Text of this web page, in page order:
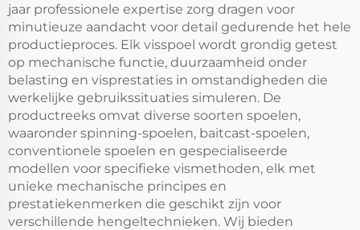
jaar professionele expertise zorg dragen voor
minutieuze aandacht voor detail gedurende het hele
productieproces. Elk visspoel wordt grondig getest
op mechanische functie, duurzaamheid onder
belasting en visprestaties in omstandigheden die
werkelijke gebruikssituaties simuleren. De
productreeks omvat diverse soorten spoelen,
waaronder spinning-spoelen, baitcast-spoelen,
conventionele spoelen en gespecialiseerde
modellen voor specifieke vismethoden, elk met
unieke mechanische principes en
prestatiekenmerken die geschikt zijn voor
verschillende hengeltechnieken. Wij bieden